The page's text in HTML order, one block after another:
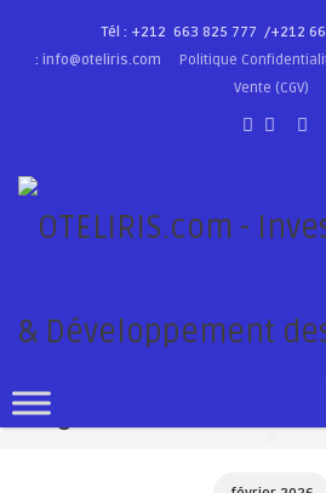
Tél : +212 663 825 777 /+212
: info@oteliris.com Politique
Vente (CGV)
Blog: Archives